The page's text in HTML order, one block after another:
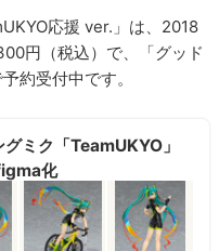
応援 ver.」は、2018
円（税込）で、「グッド
約受付中です。
グミク「TeamUKYO」
化